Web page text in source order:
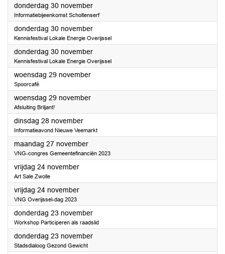
donderdag 30 november2023
Informatiebijeenkomst Scholtenserf
donderdag 30 november2023
Kennisfestival Lokale Energie Overijssel
donderdag 30 november2023
Kennisfestival Lokale Energie Overijssel
woensdag 29 november2023
Spoorcafé
woensdag 29 november2023
Afsluiting Briljant!
dinsdag 28 november2023
Informatieavond Nieuwe Veemarkt
maandag 27 november2023
VNG-congres Gemeentefinanciën 2023
vrijdag 24 november2023
Art Sale Zwolle
vrijdag 24 november2023
VNG Overijssel-dag 2023
donderdag 23 november2023
Workshop Participeren als raadslid
donderdag 23 november2023
Stadsdialoog Gezond Gewicht